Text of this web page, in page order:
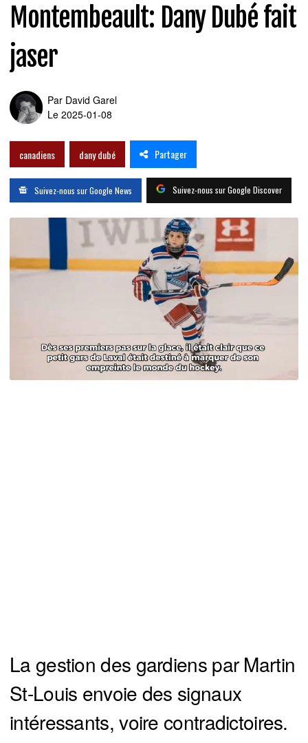
Montembeault: Dany Dubé fait
jaser
Par David Garel
Le 2025-01-08
canadiens dany dubé Partager
Suivez-nous sur Google News Suivez-nous sur Google Discover
La gestion des gardiens par Martin
St-Louis envoie des signaux
intéressants, voire contradictoires.